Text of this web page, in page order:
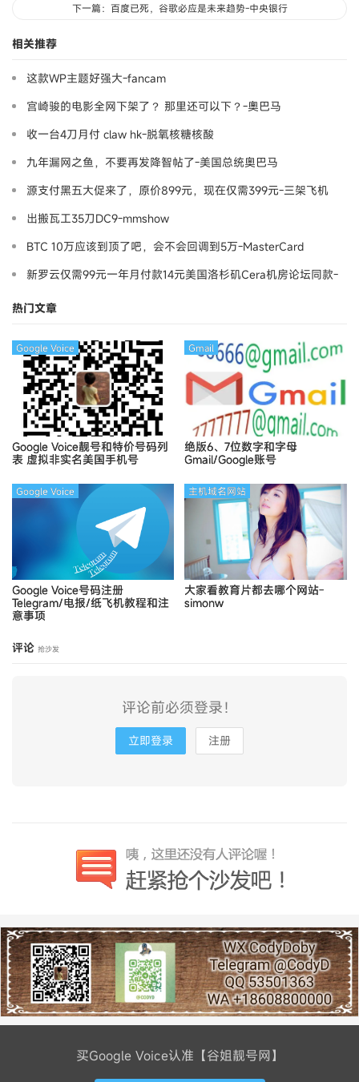
下一篇：百度已死，谷歌必应是未来趋势-中央银行
相关推荐
这款WP主题好强大-fancam
宫崎骏的电影全网下架了？ 那里还可以下？-奧巴马
收一台4刀月付 claw hk-脱氧核糖核酸
九年漏网之鱼，不要再发降智帖了-美国总统奥巴马
源支付黑五大促来了，原价899元，现在仅需399元-三架飞机
出搬瓦工35刀DC9-mmshow
BTC 10万应该到顶了吧，会不会回调到5万-MasterCard
新罗云仅需99元一年月付款14元美国洛杉矶Cera机房论坛同款-
热门文章
Google Voice靓号和特价号码列
表 虚拟非实名美国手机号
Google Voice
绝版6、7位数字和字母
Gmail/Google账号
Gmail
Google Voice号码注册
Telegram/电报/纸飞机教程和注
意事项
Google Voice
大家看教育片都去哪个网站-
simonw
主机域名网站
评论 抢沙发
评论前必须登录！
立即登录 注册
买Google Voice认准【谷姐靓号网】